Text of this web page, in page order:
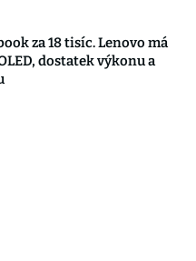
za 18 tisíc. Lenovo má
dostatek výkonu a